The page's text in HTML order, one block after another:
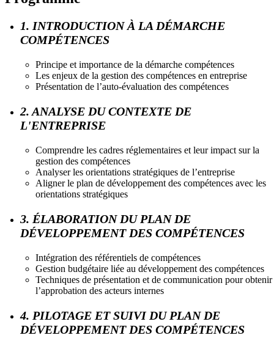
1. INTRODUCTION À LA DÉMARCHE
COMPÉTENCES
Principe et importance de la démarche compétences
Les enjeux de la gestion des compétences en entreprise
Présentation de l’auto-évaluation des compétences
2. ANALYSE DU CONTEXTE DE
L'ENTREPRISE
Comprendre les cadres réglementaires et leur impact sur la
gestion des compétences
Analyser les orientations stratégiques de l’entreprise
Aligner le plan de développement des compétences avec les
orientations stratégiques
3. ÉLABORATION DU PLAN DE
DÉVELOPPEMENT DES COMPÉTENCES
Intégration des référentiels de compétences
Gestion budgétaire liée au développement des compétences
Techniques de présentation et de communication pour obtenir
l’approbation des acteurs internes
4. PILOTAGE ET SUIVI DU PLAN DE
DÉVELOPPEMENT DES COMPÉTENCES